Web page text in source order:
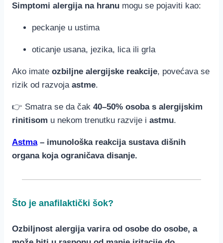
Simptomi alergija na hranu mogu se pojaviti kao:
peckanje u ustima
oticanje usana, jezika, lica ili grla
Ako imate ozbiljne alergijske reakcije, povećava se
rizik od razvoja astme.
👉 Smatra se da čak 40–50% osoba s alergijskim
rinitisom u nekom trenutku razvije i astmu.
Astma– imunološka reakcija sustava dišnih
organa koja ograničava disanje.
Što je anafilaktički šok?
Ozbiljnost alergija varira od osobe do osobe, a